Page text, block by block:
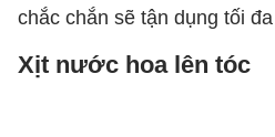
chắc chắn sẽ tận dụng tối
Xịt nước hoa lên tóc